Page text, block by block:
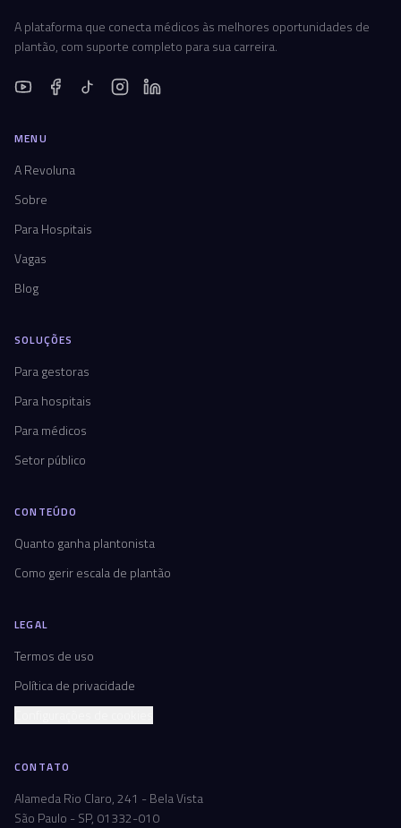
A plataforma que conecta médicos às melhores oportunidades de
plantão, com suporte completo para sua carreira.
MENU
A Revoluna
Sobre
Para Hospitais
Vagas
Blog
SOLUÇÕES
Para gestoras
Para hospitais
Para médicos
Setor público
CONTEÚDO
Quanto ganha plantonista
Como gerir escala de plantão
LEGAL
Termos de uso
Política de privacidade
CONTATO
Alameda Rio Claro, 241 - Bela Vista
São Paulo - SP, 01332-010